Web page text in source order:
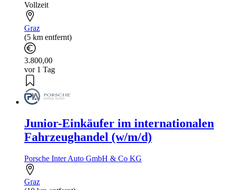
Vollzeit
Graz
(5 km entfernt)
3.800,00
vor 1 Tag
Junior-Einkäufer im internationalen
Fahrzeughandel (w/m/d)
Porsche Inter Auto GmbH & Co KG
Graz